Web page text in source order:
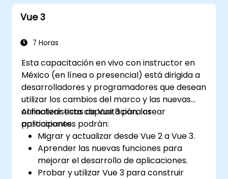
Vue 3
7 Horas
Esta capacitación en vivo con instructor en
México (en línea o presencial) está dirigida a
desarrolladores y programadores que desean
utilizar los cambios del marco y las nuevas
características de Vue 3 para crear
aplicaciones.
Al finalizar esta capacitación, los
participantes podrán:
Migrar y actualizar desde Vue 2 a Vue 3.
Aprender las nuevas funciones para
mejorar el desarrollo de aplicaciones.
Probar y utilizar Vue 3 para construir